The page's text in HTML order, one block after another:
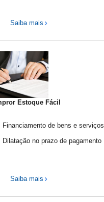
Saiba mais
Estoque Fácil
Financiamento de bens e serviços
Dilatação no prazo de pagamento
Saiba mais